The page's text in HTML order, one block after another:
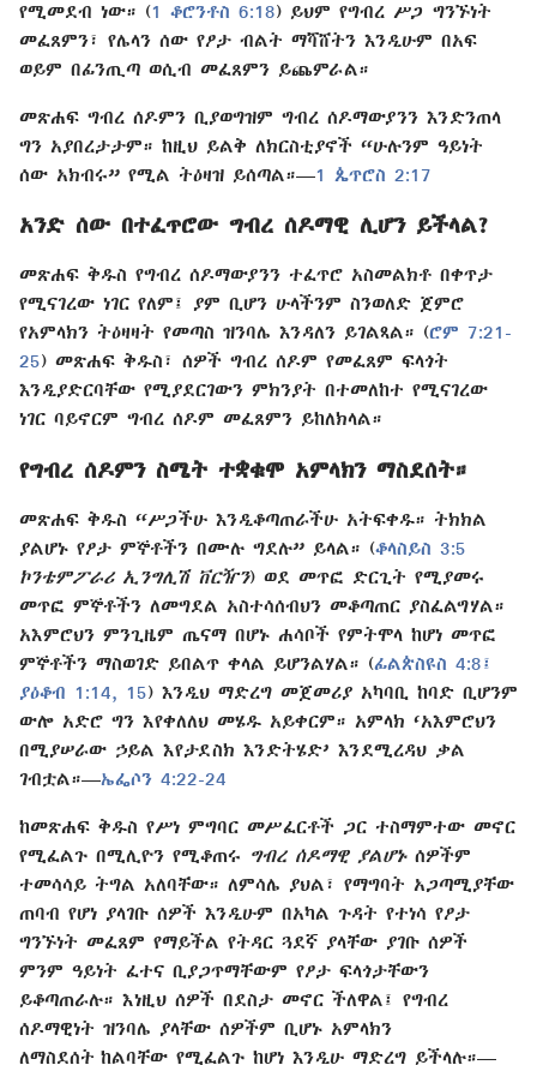
የሚመደብ ነው። (1 ቆሮንቶስ 6:18) ይህም የግብረ ሥጋ ግንኙነት
መፈጸምን፣ የሌላን ሰው የፆታ ብልት ማሻሸትን እንዲሁም በአፍ
ወይም በፊንጢጣ ወሲብ መፈጸምን ይጨምራል።
መጽሐፍ ግብረ ሰዶምን ቢያወግዝም ግብረ ሰዶማውያንን እንድንጠላ
ግን አያበረታታም። ከዚህ ይልቅ ለክርስቲያኖች “ሁሉንም ዓይነት
ሰው አክብሩ” የሚል ትዕዛዝ ይሰጣል።​—1 ጴጥሮስ 2:17
አንድ ሰው በተፈጥሮው ግብረ ሰዶማዊ ሊሆን ይችላል?
መጽሐፍ ቅዱስ የግብረ ሰዶማውያንን ተፈጥሮ አስመልክቶ በቀጥታ
የሚናገረው ነገር የለም፤ ያም ቢሆን ሁላችንም ስንወለድ ጀምሮ
የአምላክን ትዕዛዛት የመጣስ ዝንባሌ እንዳለን ይገልጻል። (ሮም 7:21-
25) መጽሐፍ ቅዱስ፣ ሰዎች ግብረ ሰዶም የመፈጸም ፍላጎት
እንዲያድርባቸው የሚያደርገውን ምክንያት በተመለከተ የሚናገረው
ነገር ባይኖርም ግብረ ሰዶም መፈጸምን ይከለክላል።
የግብረ ሰዶምን ስሜት ተቋቁሞ አምላክን ማስደሰት።
መጽሐፍ ቅዱስ “ሥጋችሁ እንዲቆጣጠራችሁ አትፍቀዱ። ትክክል
ያልሆኑ የፆታ ምኞቶችን በሙሉ ግደሉ” ይላል። (ቆላስይስ 3:5
ኮንቴምፖራሪ ኢንግሊሽ ቨርዥን) ወደ መጥፎ ድርጊት የሚያመሩ
መጥፎ ምኞቶችን ለመግደል አስተሳሰብህን መቆጣጠር ያስፈልግሃል።
አእምሮህን ምንጊዜም ጤናማ በሆኑ ሐሳቦች የምትሞላ ከሆነ መጥፎ
ምኞቶችን ማስወገድ ይበልጥ ቀላል ይሆንልሃል። (ፊልጵስዩስ 4:8፤
ያዕቆብ 1:14, 15) እንዲህ ማድረግ መጀመሪያ አካባቢ ከባድ ቢሆንም
ውሎ አድሮ ግን እየቀለለህ መሄዱ አይቀርም። አምላክ ‘አእምሮህን
በሚያሠራው ኃይል እየታደስክ እንድትሄድ’ እንደሚረዳህ ቃል
ገብቷል።​—ኤፌሶን 4:22-24
ከመጽሐፍ ቅዱስ የሥነ ምግባር መሥፈርቶች ጋር ተስማምተው መኖር
የሚፈልጉ በሚሊዮን የሚቆጠሩ
ግብረ ሰዶማዊ ያልሆኑሰዎችም
ተመሳሳይ ትግል አለባቸው። ለምሳሌ ያህል፣ የማግባት አጋጣሚያቸው
ጠባብ የሆነ ያላገቡ ሰዎች እንዲሁም በአካል ጉዳት የተነሳ የፆታ
ግንኙነት መፈጸም የማይችል የትዳር ጓደኛ ያላቸው ያገቡ ሰዎች
ምንም ዓይነት ፈተና ቢያጋጥማቸውም የፆታ ፍላጎታቸውን
ይቆጣጠራሉ። እነዚህ ሰዎች በደስታ መኖር ችለዋል፤ የግብረ
ሰዶማዊነት ዝንባሌ ያላቸው ሰዎችም ቢሆኑ አምላክን
ለማስደሰት ከልባቸው የሚፈልጉ ከሆነ እንዲሁ ማድረግ ይችላሉ።​—